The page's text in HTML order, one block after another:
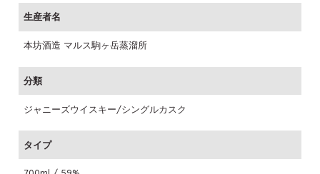
生産者名
本坊酒造 マルス駒ヶ岳蒸溜所
分類
ジャニーズウイスキー/シングルカスク
タイプ